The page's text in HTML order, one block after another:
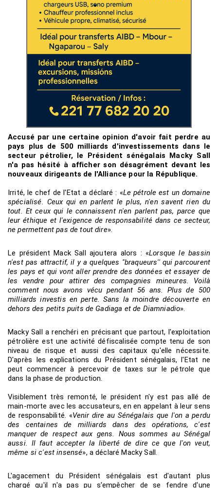
Accusé par une certaine opinion d'avoir fait perdre au
pays plus de 500 milliards d'investissements dans le
secteur pétrolier, le Président sénégalais Macky Sall
n'a pas hésité à afficher son désagrément devant les
nouveaux dirigeants de l'Alliance pour la République.
Irrité, le chef de l'Etat a déclaré : «Le pétrole est un domaine
spécialisé. Ceux qui en parlent le plus, n'en savent rien du
tout. Et ceux qui le connaissent n'en parlent pas, parce que
leur éthique et l'exigence de responsabilité dans ce secteur,
ne permettent pas de tout dire».
Le président Mack Sall ajoutera alors : «Lorsque le bassin
n'est pas attractif, il y a quelques ''braqueurs'' qui parcourent
les pays et qui vont aller prendre des données et essayer de
les vendre pour attirer des compagnies mineures. Voilà
comment nous avons vécu pendant 56 ans. Plus de 500
milliards investis en perte. Sans la moindre découverte en
dehors des petits puits de Gadiaga et de Diamniadio».
Macky Sall a renchéri en précisant que partout, l'exploitation
pétrolière est une activité défiscalisée compte tenu de son
niveau de risque et aussi des capitaux qu'elle nécessite.
D'après les explications du Président sénégalais, l'Etat ne
peut commencer à percevoir de taxes sur le pétrole que
dans la phase de production.
Visiblement très remonté, le président n'y est pas allé de
main-morte avec les accusateurs, en en appelant à leur sens
de responsabilité. «Venir dire au Sénégalais que l'on a perdu
des centaines de milliards dans des opérations, c'est
manquer de respect aux gens. Nous sommes au Sénégal
aussi. Il faut accepter la liberté de dire ce que l'on veut,
même si c'est insensé», a déclaré Macky Sall.
L'agacement du Président sénégalais est d'autant plus
chargé qu'il n'a pas pu s'empêcher de se fendre d'une